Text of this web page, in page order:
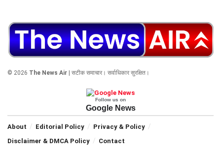
© 2026 The News Air | सटीक समाचार। सर्वाधिकार सुरक्षित।
Follow us on
Google News
About Editorial Policy
Privacy & Policy
Disclaimer & DMCA Policy
Contact